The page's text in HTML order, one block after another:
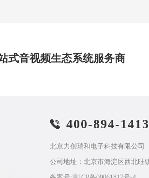
式音视频生态系统服务商
400-894-1413
北京力创瑞和电子科技有限公司
公司地址：北京市海淀区西北旺